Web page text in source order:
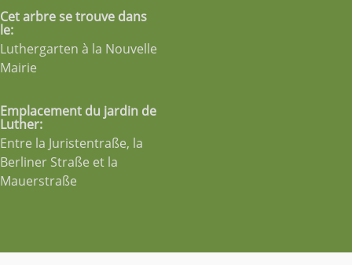
Cet arbre se trouve dans
le:
Luthergarten à la Nouvelle
Mairie
Emplacement du jardin de
Luther:
Entre la Juristentraße, la
Berliner Straße et la
Mauerstraße